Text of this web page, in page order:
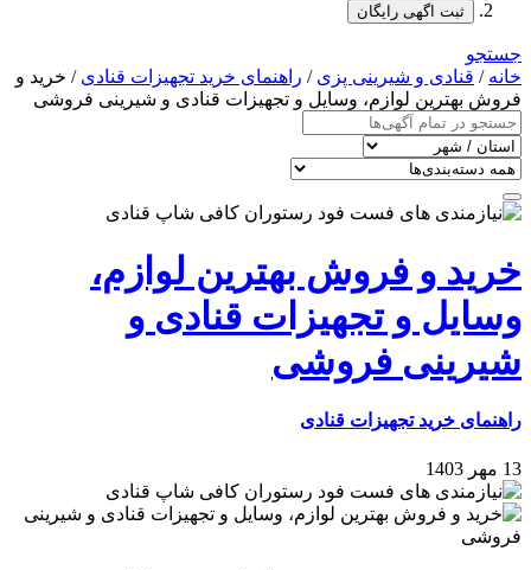
ثبت اگهی رایگان
جستجو
خانه / قنادی و شیرینی پزی / راهنمای خرید تجهیزات قنادی / خرید و
فروش بهترین لوازم، وسایل و تجهیزات قنادی و شیرینی فروشی
خرید و فروش بهترین لوازم،
وسایل و تجهیزات قنادی و
شیرینی فروشی
راهنمای خرید تجهیزات قنادی
13 مهر 1403